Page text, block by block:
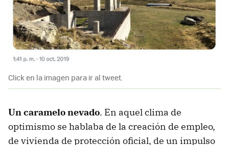
Click en la imagen para ir al tweet.
Un caramelo nevado. En aquel clima de
optimismo se hablaba de la creación de empleo,
de vivienda de protección oficial, de un impulso